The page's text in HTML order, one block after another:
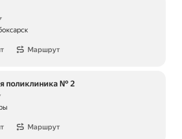
Маршрут
поликлиника № 2
Маршрут